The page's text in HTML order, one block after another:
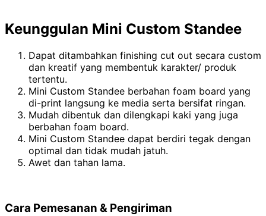
Keunggulan Mini Custom Standee
Dapat ditambahkan finishing cut out secara custom
dan kreatif yang membentuk karakter/ produk
tertentu.
Mini Custom Standee berbahan foam board yang
di-print langsung ke media serta bersifat ringan.
Mudah dibentuk dan dilengkapi kaki yang juga
berbahan foam board.
Mini Custom Standee dapat berdiri tegak dengan
optimal dan tidak mudah jatuh.
Awet dan tahan lama.
Cara Pemesanan & Pengiriman